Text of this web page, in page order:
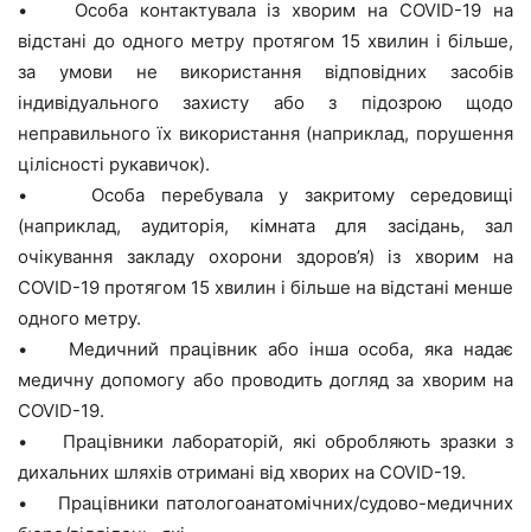
• Особа контактувала із хворим на COVID-19 на
відстані до одного метру протягом 15 хвилин і більше,
за умови не використання відповідних засобів
індивідуального захисту або з підозрою щодо
неправильного їх використання (наприклад, порушення
цілісності рукавичок).
• Особа перебувала у закритому середовищі
(наприклад, аудиторія, кімната для засідань, зал
очікування закладу охорони здоров’я) із хворим на
COVID-19 протягом 15 хвилин і більше на відстані менше
одного метру.
• Медичний працівник або інша особа, яка надає
медичну допомогу або проводить догляд за хворим на
COVID-19.
• Працівники лабораторій, які обробляють зразки з
дихальних шляхів отримані від хворих на COVID-19.
• Працівники патологоанатомічних/судово-медичних